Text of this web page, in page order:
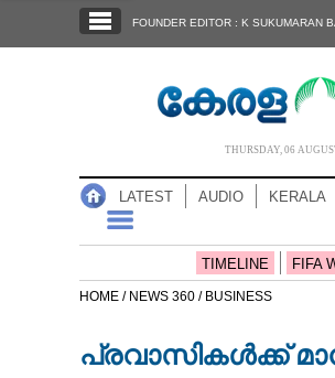
NOTIFIED NEWS
FOUNDER EDITOR : K SUKUMARAN
THURSDAY, 06
LATEST AUDIO KERALA
TIMELINE FIFA
HOME / NEWS 360 / BUSINESS
പ്രവാസികൾക്ക്